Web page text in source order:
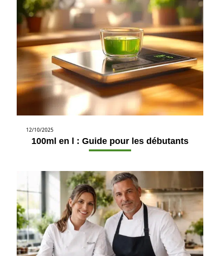
12/10/2025
100ml en l : Guide pour les débutants